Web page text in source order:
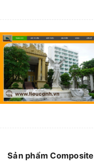
Sản phẩm Composite